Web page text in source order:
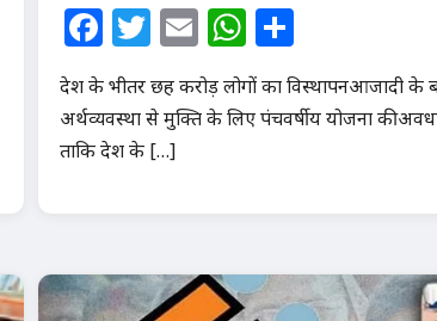
Facebook
Twitter
EmailWhatsApp
देश के भीतर छह करोड़ लोगों का विस्थापनआजादी के
अर्थव्यवस्था से मुक्ति के लिए पंचवर्षीय योजना की
ताकि देश के […]